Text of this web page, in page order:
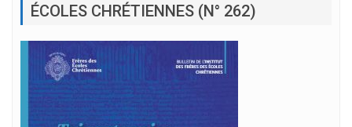
ÉCOLES CHRÉTIENNES (N° 262)